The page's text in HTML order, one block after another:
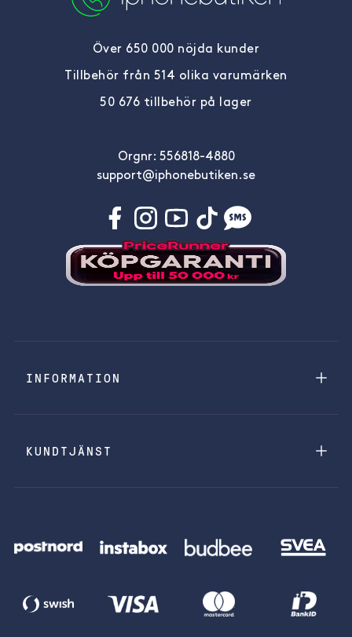
Över 650 000 nöjda kunder
Tillbehör från 514 olika varumärken
50 676 tillbehör på lager
Orgnr: 556818-4880
support@iphonebutiken.se
INFORMATION
KUNDTJÄNST